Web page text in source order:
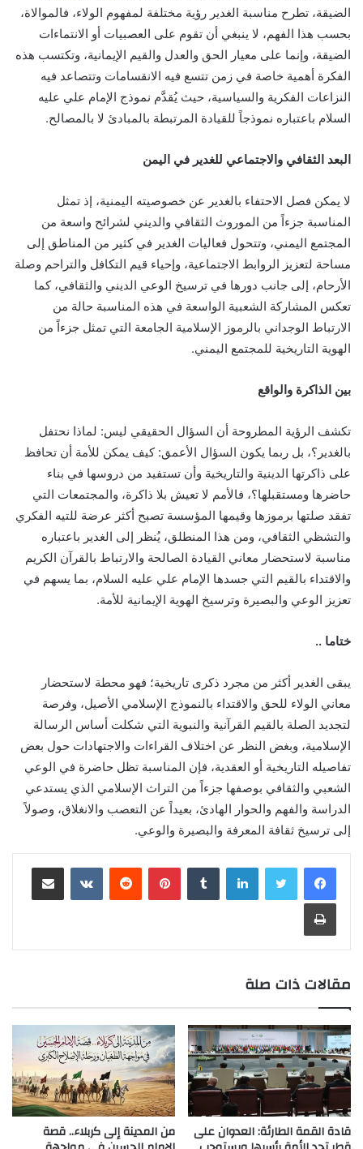
الضيقة، تطرح مناسبة الغدير رؤية مختلفة لمفهوم الولاء، فالموالاة،
بحسب هذا الفهم، لا ينبغي أن تقوم على العصبيات أو الانتماءات
الضيقة، وإنما على معيار الحق والعدل والقيم الإيمانية، وتكتسب هذه
الفكرة أهمية خاصة في زمن تتسع فيه الانقسامات وتتصاعد فيه
النزاعات الفكرية والسياسية، حيث يُقدَّم نموذج الإمام علي عليه
السلام باعتباره نموذجاً للقيادة المرتبطة بالمبادئ لا بالمصالح.
البعد الثقافي والاجتماعي للغدير في اليمن
لا يمكن فصل الاحتفاء بالغدير عن خصوصيته اليمنية، إذ تمثل
المناسبة جزءاً من الموروث الثقافي والديني لشرائح واسعة من
المجتمع اليمني، وتتحول فعاليات الغدير في كثير من المناطق إلى
مساحة لتعزيز الروابط الاجتماعية، وإحياء قيم التكافل والتراحم وصلة
الأرحام، إلى جانب دورها في ترسيخ الوعي الديني والثقافي، كما
تعكس المشاركة الشعبية الواسعة في هذه المناسبة حالة من
الارتباط الوجداني بالرموز الإسلامية الجامعة التي تمثل جزءاً من
الهوية التاريخية للمجتمع اليمني.
بين الذاكرة والواقع
تكشف الرؤية المطروحة أن السؤال الحقيقي ليس: لماذا نحتفل
بالغدير؟، بل ربما يكون السؤال الأعمق: كيف يمكن للأمة أن تحافظ
على ذاكرتها الدينية والتاريخية وأن تستفيد من دروسها في بناء
حاضرها ومستقبلها؟، فالأمم لا تعيش بلا ذاكرة، والمجتمعات التي
تفقد صلتها برموزها وقيمها المؤسسة تصبح أكثر عرضة للتيه الفكري
والتشظي الثقافي، ومن هذا المنطلق، يُنظر إلى الغدير باعتباره
مناسبة لاستحضار معاني القيادة الصالحة والارتباط بالقرآن الكريم
والاقتداء بالقيم التي جسدها الإمام علي عليه السلام، بما يسهم في
تعزيز الوعي والبصيرة وترسيخ الهوية الإيمانية للأمة.
ختاما ..
يبقى الغدير أكثر من مجرد ذكرى تاريخية؛ فهو محطة لاستحضار
معاني الولاء للحق والاقتداء بالنموذج الإسلامي الأصيل، وفرصة
لتجديد الصلة بالقيم القرآنية والنبوية التي شكلت أساس الرسالة
الإسلامية، وبغض النظر عن اختلاف القراءات والاجتهادات حول بعض
تفاصيله التاريخية أو العقدية، فإن المناسبة تظل حاضرة في الوعي
الشعبي والثقافي بوصفها جزءاً من التراث الإسلامي الذي يستدعي
الدراسة والفهم والحوار الهادئ، بعيداً عن التعصب والانغلاق، وصولاً
إلى ترسيخ ثقافة المعرفة والبصيرة والوعي.
لينكدإن بينتيريست
مقالات ذات صلة
قادة القمة الطارئة: العدوان على من المدينة إلى كربلاء.. قصة